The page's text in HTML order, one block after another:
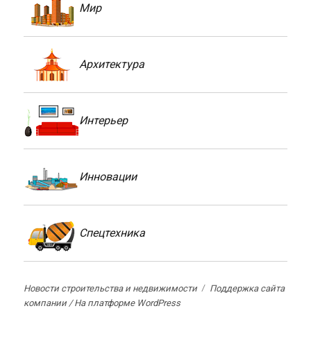
Мир
Архитектура
Интерьер
Инновации
Спецтехника
Новости строительства и недвижимости
Поддержка сайта
компании /На платформе WordPress